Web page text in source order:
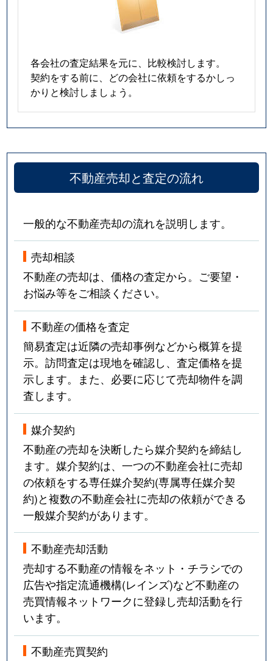
各会社の査定結果を元に、比較検討します。
契約をする前に、どの会社に依頼をするかしっ
かりと検討しましょう。
不動産売却と査定の流れ
一般的な不動産売却の流れを説明します。
売却相談
不動産の売却は、価格の査定から。ご要望・
お悩み等をご相談ください。
不動産の価格を査定
簡易査定は近隣の売却事例などから概算を提
示。訪問査定は現地を確認し、査定価格を提
示します。また、必要に応じて売却物件を調
査します。
媒介契約
不動産の売却を決断したら媒介契約を締結し
ます。媒介契約は、一つの不動産会社に売却
の依頼をする専任媒介契約(専属専任媒介契
約)と複数の不動産会社に売却の依頼ができる
一般媒介契約があります。
不動産売却活動
売却する不動産の情報をネット・チラシでの
広告や指定流通機構(レインズ)など不動産の
売買情報ネットワークに登録し売却活動を行
います。
不動産売買契約